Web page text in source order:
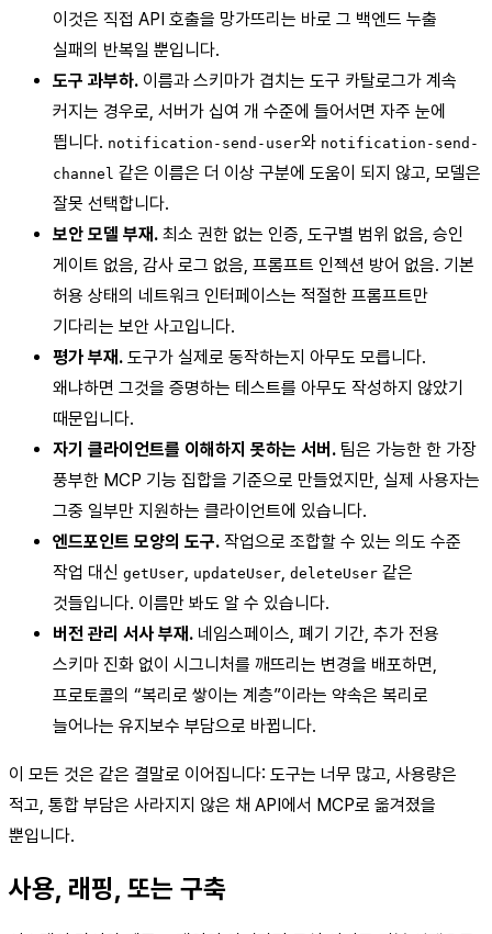
이것은 직접 API 호출을 망가뜨리는 바로 그 백엔드 누출
실패의 반복일 뿐입니다.
도구 과부하. 이름과 스키마가 겹치는 도구 카탈로그가 계속
커지는 경우로, 서버가 십여 개 수준에 들어서면 자주 눈에
띕니다. notification-send-user와 notification-send-
channel 같은 이름은 더 이상 구분에 도움이 되지 않고, 모델은
잘못 선택합니다.
보안 모델 부재. 최소 권한 없는 인증, 도구별 범위 없음, 승인
게이트 없음, 감사 로그 없음, 프롬프트 인젝션 방어 없음. 기본
허용 상태의 네트워크 인터페이스는 적절한 프롬프트만
기다리는 보안 사고입니다.
평가 부재. 도구가 실제로 동작하는지 아무도 모릅니다.
왜냐하면 그것을 증명하는 테스트를 아무도 작성하지 않았기
때문입니다.
자기 클라이언트를 이해하지 못하는 서버. 팀은 가능한 한 가장
풍부한 MCP 기능 집합을 기준으로 만들었지만, 실제 사용자는
그중 일부만 지원하는 클라이언트에 있습니다.
엔드포인트 모양의 도구. 작업으로 조합할 수 있는 의도 수준
작업 대신 getUser updateUser deleteUser 같은
것들입니다. 이름만 봐도 알 수 있습니다.
버전 관리 서사 부재. 네임스페이스, 폐기 기간, 추가 전용
스키마 진화 없이 시그니처를 깨뜨리는 변경을 배포하면,
프로토콜의 “복리로 쌓이는 계층”이라는 약속은 복리로
늘어나는 유지보수 부담으로 바뀝니다.
이 모든 것은 같은 결말로 이어집니다: 도구는 너무 많고, 사용량은
적고, 통합 부담은 사라지지 않은 채 API에서 MCP로 옮겨졌을
뿐입니다.
사용, 래핑, 또는 구축